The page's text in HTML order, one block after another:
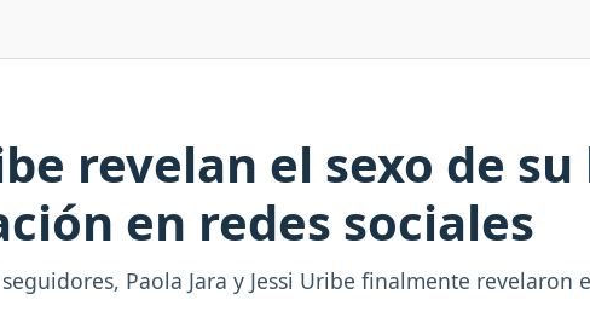
revelan el sexo de
en redes sociales
Paola Jara y Jessi Uribe finalmente revelaron